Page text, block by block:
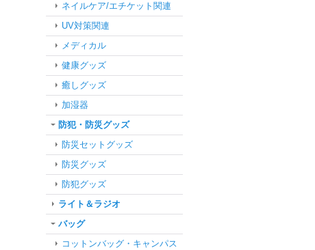
ネイルケア/エチケット関連
UV対策関連
メディカル
健康グッズ
癒しグッズ
加湿器
防犯・防災グッズ
防災セットグッズ
防災グッズ
防犯グッズ
ライト＆ラジオ
バッグ
コットンバッグ・キャンパス